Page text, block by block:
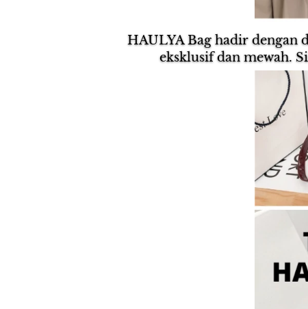
HAULYA Bag hadir dengan
eksklusif dan mewah.